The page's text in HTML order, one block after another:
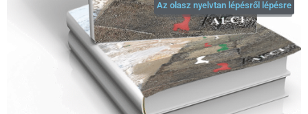
Az olasz nyelvtan lépésről lépésre